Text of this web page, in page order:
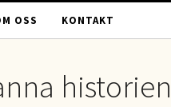
OSS KONTAKT
historien